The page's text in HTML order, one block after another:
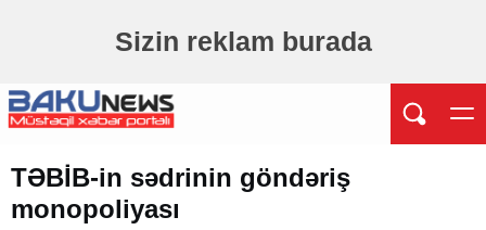
Sizin reklam burada
TƏBİB-in sədrinin göndəriş
monopoliyası